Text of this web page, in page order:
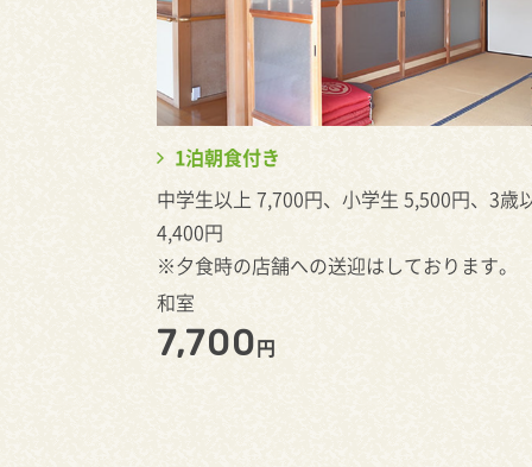
1泊朝食付き
中学生以上 7,700円、小学生 5,500円、3歳
4,400円
※夕食時の店舗への送迎はしております。
和室
7,700円